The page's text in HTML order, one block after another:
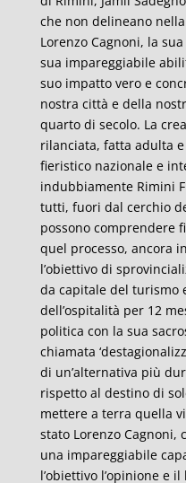
che non delineano
Lorenzo Cagnoni, la
sua impareggiabile
suo impatto vero e
nostra città e della
quarto di secolo. La
rilanciata, fatta adulta
fieristico nazionale e
indubbiamente Rimini
tutti, fuori dal cerchio
possono comprendere
quel processo, ancora
l’obiettivo di
da capitale del turismo
dell’ospitalità per 12
politica con la sua
chiamata
di un’alternativa più
rispetto al destino di
mettere a terra quella
stato Lorenzo Cagnoni,
una impareggiabile
l’obiettivo l’opinione e